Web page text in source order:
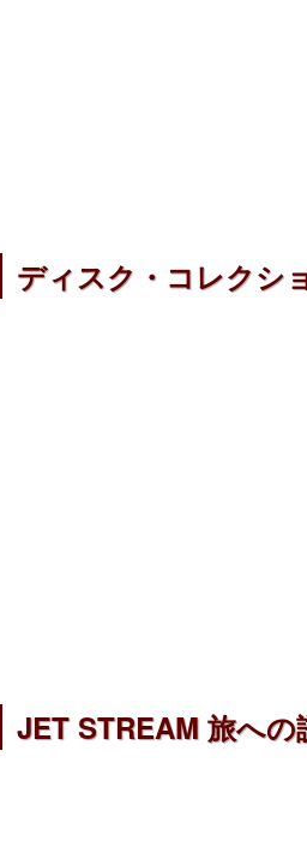
ディスク・コレクシ
JET STREAM 旅へ